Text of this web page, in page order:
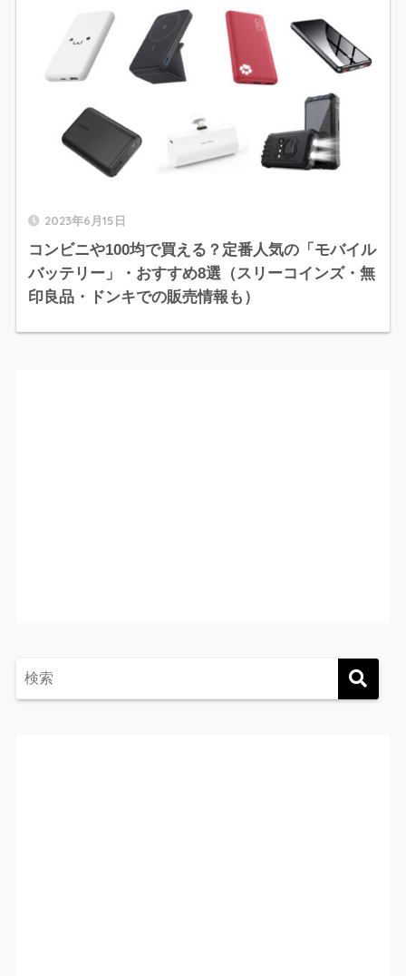
2023年6月15日
コンビニや100均で買える？定番人気の「モバイル
バッテリー」・おすすめ8選（スリーコインズ・無
印良品・ドンキでの販売情報も）